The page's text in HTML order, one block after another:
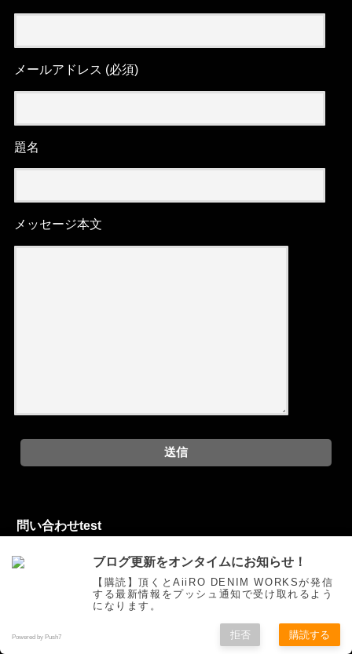
メールアドレス (必須)
題名
メッセージ本文
問い合わせtest
お問い合わせフォーム
ご挨拶 オリジナルジーンズを創る
お買い物
ブログ更新をオンタイムにお知らせ！
【購読】頂くとAiiRO DENIM WORKSが発信
する最新情報をプッシュ通知で受け取れるよう
になります。
Powered by Push7 拒否 購読する